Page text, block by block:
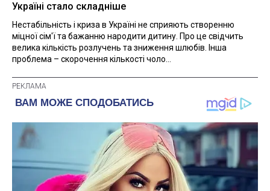
Україні стало складніше
Нестабільність і криза в Україні не сприяють створенню
міцної сім'ї та бажанню народити дитину. Про це свідчить
велика кількість розлучень та зниження шлюбів. Інша
проблема – скорочення кількості чоло...